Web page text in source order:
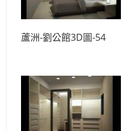
蘆洲-劉公館3D圖-54